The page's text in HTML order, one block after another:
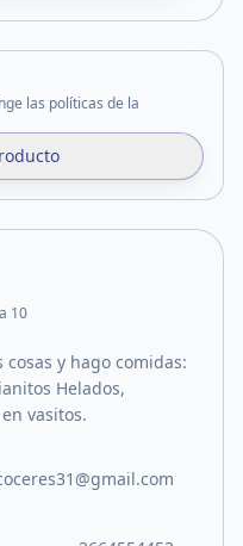
las políticas de la
10
y hago comidas:
Helados,
vasitos.